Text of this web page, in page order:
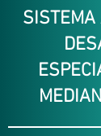
SISTEMA